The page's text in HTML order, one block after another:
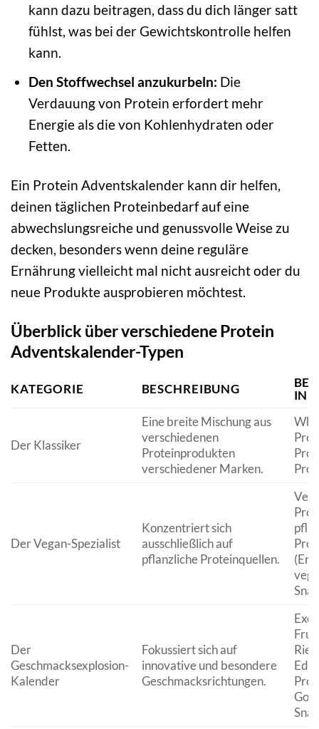
kann dazu beitragen, dass du dich länger satt
fühlst, was bei der Gewichtskontrolle helfen
kann.
Den Stoffwechsel anzukurbeln: Die
Verdauung von Protein erfordert mehr
Energie als die von Kohlenhydraten oder
Fetten.
Ein Protein Adventskalender kann dir helfen,
deinen täglichen Proteinbedarf auf eine
abwechslungsreiche und genussvolle Weise zu
decken, besonders wenn deine reguläre
Ernährung vielleicht mal nicht ausreicht oder du
neue Produkte ausprobieren möchtest.
Überblick über verschiedene Protein
Adventskalender-Typen
KATEGORIE BESCHREIBUNG
Der Klassiker
Eine breite Mischung aus
verschiedenen
Proteinprodukten
verschiedener Marken.
Der Vegan-Spezialist
Konzentriert sich
ausschließlich auf
pflanzliche Proteinquellen.
Der
Geschmacksexplosion-
Kalender
Fokussiert sich auf
innovative und besondere
Geschmacksrichtungen.